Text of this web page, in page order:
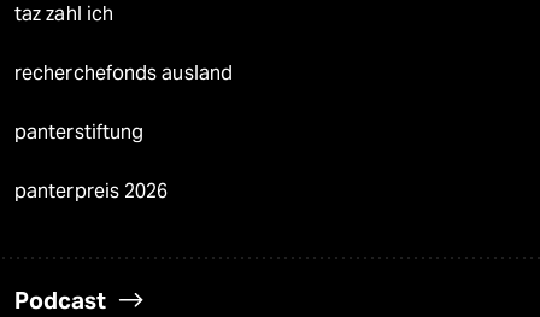
taz zahl ich
recherchefonds ausland
panterstiftung
panterpreis 2026
Podcast